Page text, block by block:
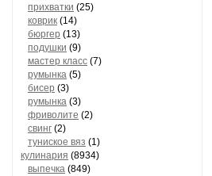
прихватки (25)
коврик (14)
бюргер (13)
подушки (9)
мастер класс (7)
румынка (5)
бисер (3)
румынка (3)
фриволите (2)
свинг (2)
туниское вяз (1)
кулинария (8934)
выпечка (849)